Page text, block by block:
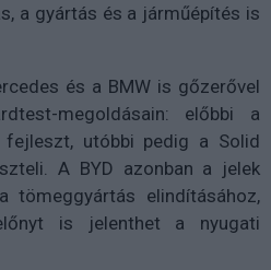
a gyártás és a járműépítés is
és a BMW is gőzerővel
megoldásain: előbbi a
fejleszt, utóbbi pedig a Solid
A BYD azonban a jelek
tömeggyártás elindításához,
is jelenthet a nyugati